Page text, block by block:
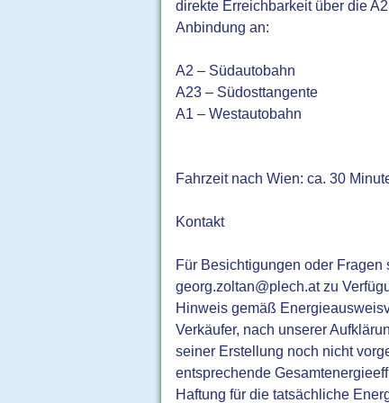
direkte Erreichbarkeit über die
Anbindung an:
A2 – Südautobahn
A23 – Südosttangente
A1 – Westautobahn
Fahrzeit nach Wien: ca. 30
Kontakt
Für Besichtigungen oder Fragen
georg.zoltan@plech.at zu
Hinweis gemäß
Verkäufer, nach unserer
seiner Erstellung noch nicht
entsprechende
Haftung für die tatsächliche